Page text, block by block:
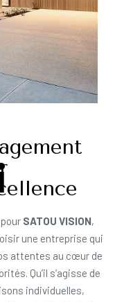
SATOU VISION,
une entreprise qui
attentes au cœur de
Qu’il s’agisse de
individuelles,